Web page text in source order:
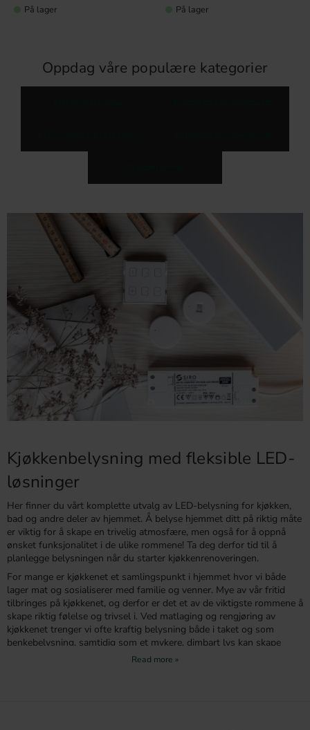
På lager På lager
Oppdag våre populære kategorier
Kjøkkenbelysning med fleksible LED-
løsninger
Her finner du vårt komplette utvalg av LED-belysning for kjøkken,
bad og andre deler av hjemmet. Å belyse hjemmet ditt på riktig måte
er viktig for å skape en trivelig atmosfære, men også for å oppnå
ønsket funksjonalitet i de ulike rommene! Ta deg derfor tid til å
planlegge belysningen når du starter kjøkkenrenoveringen.
For mange er kjøkkenet et samlingspunkt i hjemmet hvor vi både
lager mat og sosialiserer med familie og venner. Mye av vår fritid
tilbringes på kjøkkenet, og derfor er det et av de viktigste rommene å
skape riktig følelse og trivsel i. Ved matlaging og rengjøring av
kjøkkenet trenger vi ofte kraftig belysning både i taket og som
benkebelysning, samtidig som et mykere, dimbart lys kan skape
stemning under frokoster eller lange middager. Det er derfor viktig å